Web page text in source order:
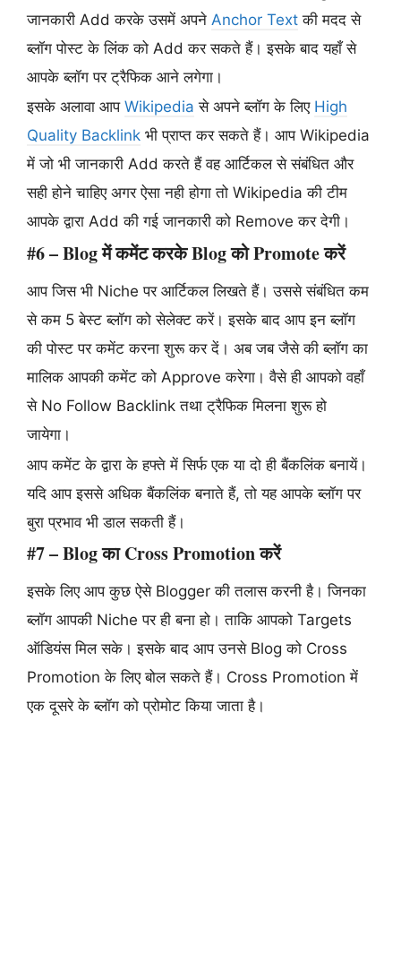
जानकारी Add करके उसमें अपने Anchor Text की मदद से
ब्लॉग पोस्ट के लिंक को Add कर सकते हैं। इसके बाद यहाँ से
आपके ब्लॉग पर ट्रैफिक आने लगेगा।
इसके अलावा आप Wikipedia से अपने ब्लॉग के लिए High
Quality Backlink भी प्राप्त कर सकते हैं। आप Wikipedia
में जो भी जानकारी Add करते हैं वह आर्टिकल से संबंधित और
सही होने चाहिए अगर ऐसा नही होगा तो Wikipedia की टीम
आपके द्वारा Add की गई जानकारी को Remove कर देगी।
#6 – Blog में कमेंट करके Blog को Promote करें
आप जिस भी Niche पर आर्टिकल लिखते हैं। उससे संबंधित कम
से कम 5 बेस्ट ब्लॉग को सेलेक्ट करें। इसके बाद आप इन ब्लॉग
की पोस्ट पर कमेंट करना शुरू कर दें। अब जब जैसे की ब्लॉग का
मालिक आपकी कमेंट को Approve करेगा। वैसे ही आपको वहाँ
से No Follow Backlink तथा ट्रैफिक मिलना शुरू हो
जायेगा।
आप कमेंट के द्वारा के हफ्ते में सिर्फ एक या दो ही बैंकलिंक बनायें।
यदि आप इससे अधिक बैंकलिंक बनाते हैं, तो यह आपके ब्लॉग पर
बुरा प्रभाव भी डाल सकती हैं।
#7 – Blog का Cross Promotion करें
इसके लिए आप कुछ ऐसे Blogger की तलास करनी है। जिनका
ब्लॉग आपकी Niche पर ही बना हो। ताकि आपको Targets
ऑडियंस मिल सके। इसके बाद आप उनसे Blog को Cross
Promotion के लिए बोल सकते हैं। Cross Promotion में
एक दूसरे के ब्लॉग को प्रोमोट किया जाता है।